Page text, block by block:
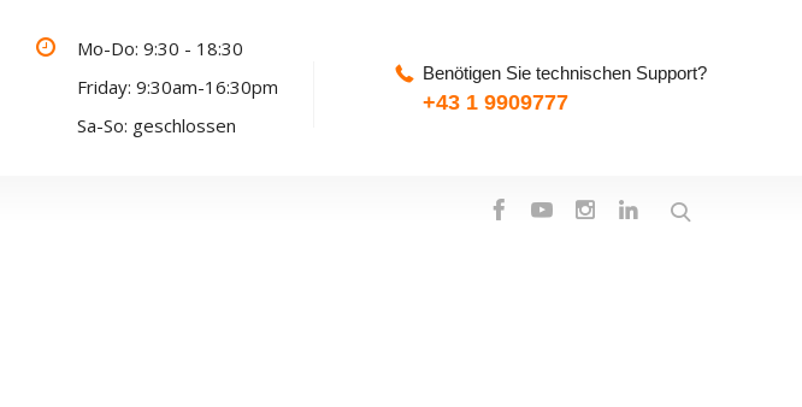
Mo-Do: 9:30 - 18:30
Friday: 9:30am-16:30pm
Sa-So: geschlossen
Benötigen Sie technischen Support?
+43 1 9909777